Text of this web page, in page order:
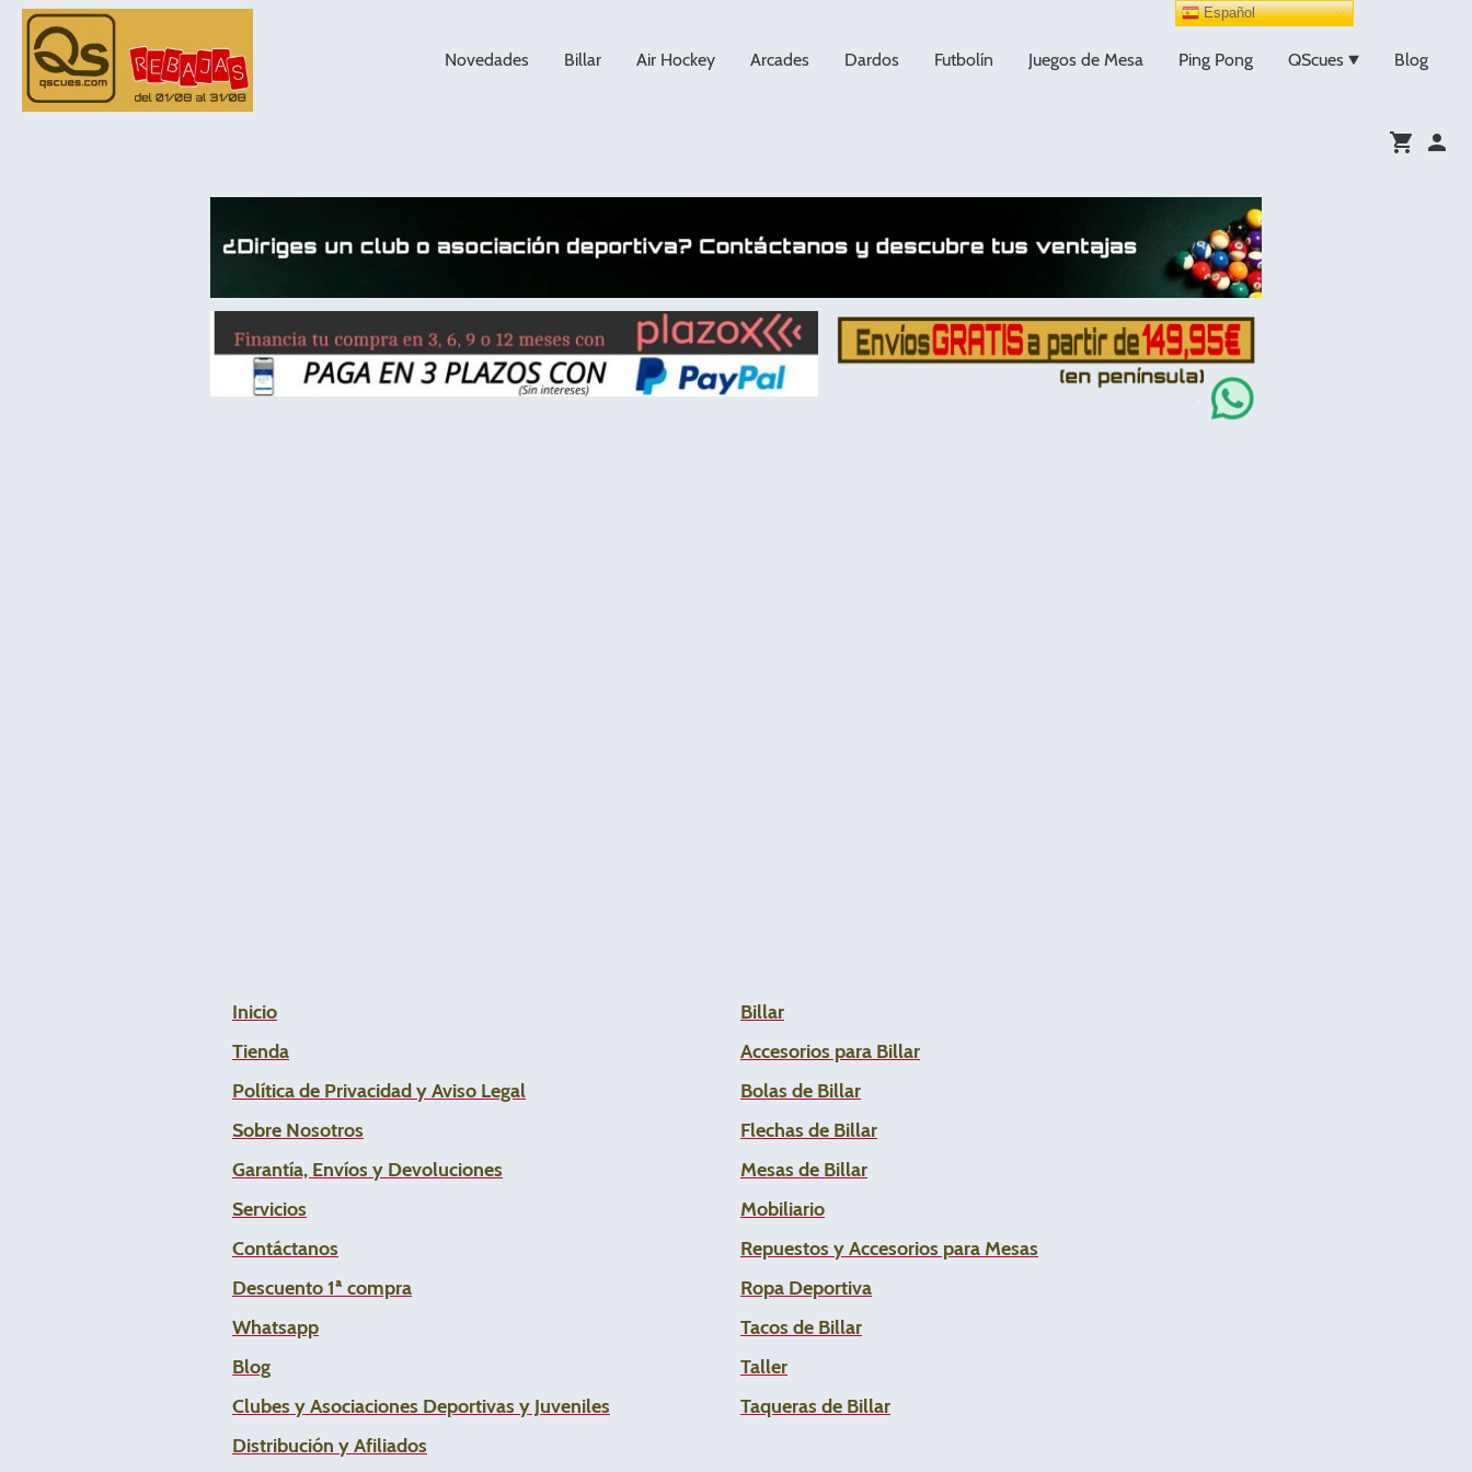
Novedades Billar Air Hockey Arcades Dardos Futbolín Juegos de Mesa Ping Pong QScues Blog
Inicio
Tienda
Política de Privacidad y Aviso Legal
Sobre Nosotros
Garantía, Envíos y Devoluciones
Servicios
Contáctanos
Descuento 1ª compra
Whatsapp
Blog
Clubes y Asociaciones Deportivas y Juveniles
Distribución y Afiliados
Billar
Accesorios para Billar
Bolas de Billar
Flechas de Billar
Mesas de Billar
Mobiliario
Repuestos y Accesorios para Mesas
Ropa Deportiva
Tacos de Billar
Taller
Taqueras de Billar
Español